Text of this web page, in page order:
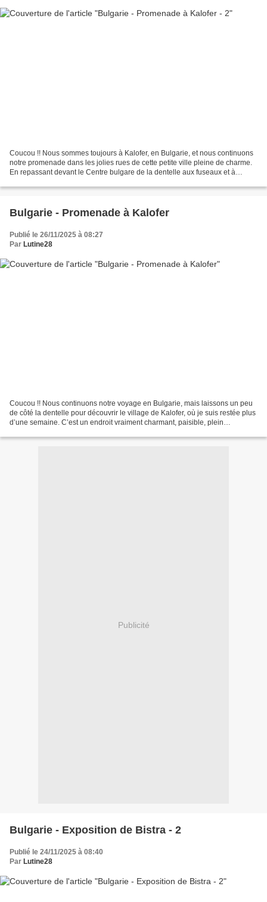
Coucou !! Nous sommes toujours à Kalofer, en Bulgarie, et nous continuons
notre promenade dans les jolies rues de cette petite ville pleine de charme.
En repassant devant le Centre bulgare de la dentelle aux fuseaux et à
Bulgarie - Promenade à Kalofer
Publié le 26/11/2025 à 08:27
Par Lutine28
Coucou !! Nous continuons notre voyage en Bulgarie, mais laissons un peu
de côté la dentelle pour découvrir le village de Kalofer, où je suis restée plus
d’une semaine. C’est un endroit vraiment charmant, paisible, plein
Publicité
Bulgarie - Exposition de Bistra - 2
Publié le 24/11/2025 à 08:40
Par Lutine28